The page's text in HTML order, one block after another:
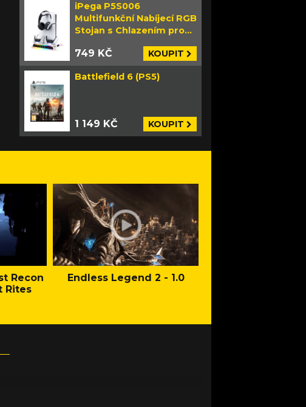
iPega P5S006
Multifunkční Nabíjecí RGB
Stojan s Chlazením pro
749 KČ KOUPIT
Battlefield 6 (PS5)
1 149 KČ KOUPIT
Recon
Rites
Endless Legend 2 - 1.0